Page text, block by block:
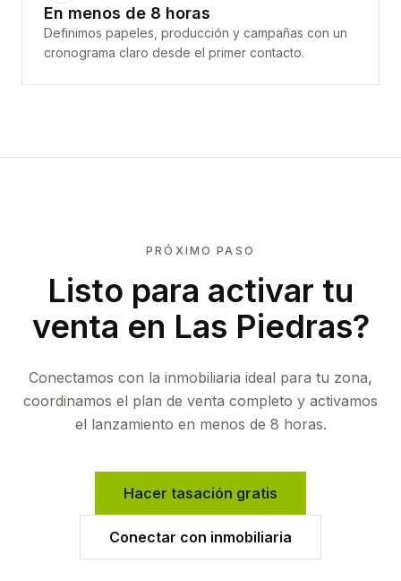
En menos de 8 horas
Definimos papeles, producción y campañas con un
cronograma claro desde el primer contacto.
PRÓXIMO PASO
Listo para activar tu
venta en Las Piedras?
Conectamos con la inmobiliaria ideal para tu zona,
coordinamos el plan de venta completo y activamos
el lanzamiento en menos de 8 horas.
Hacer tasación gratis
Conectar con inmobiliaria